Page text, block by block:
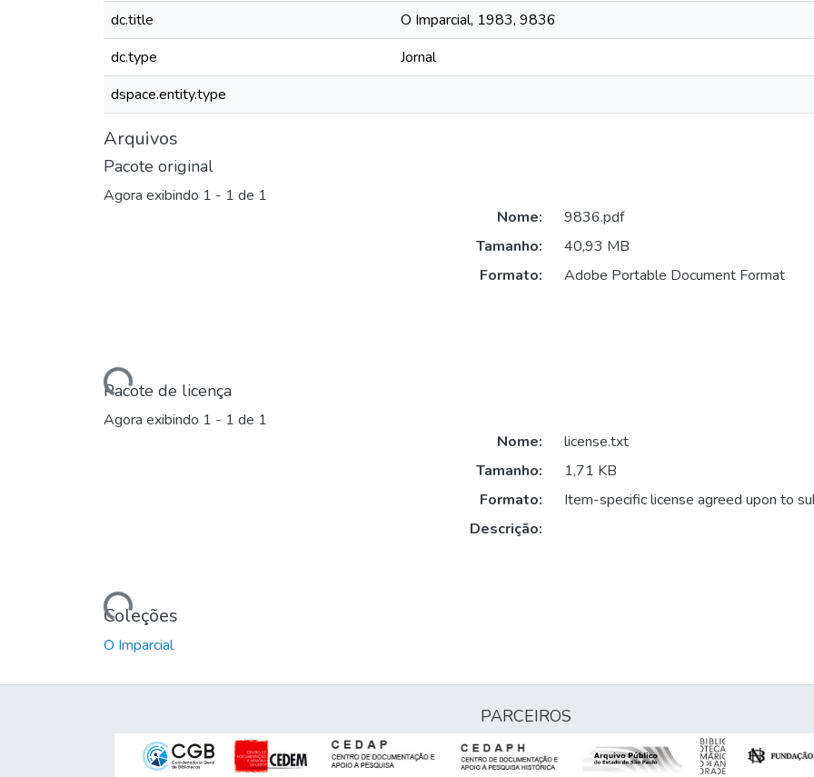
dc.title
O Imparcial, 1983, 9836
dc.type
Jornal
dspace.entity.type
Arquivos
Pacote original
Agora exibindo 1 - 1 de 1
Carregando...
Nome:
9836.pdf
Tamanho:
40,93 MB
Formato:
Adobe Portable Document Format
Pacote de licença
Agora exibindo 1 - 1 de 1
Carregando...
Nome:
license.txt
Tamanho:
1,71 KB
Formato:
Item-specific license agreed upon to
Descrição:
Coleções
O Imparcial
PARCEIROS